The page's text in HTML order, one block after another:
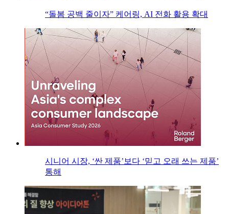
“돌봄 공백 줄이자” 케어링, AI 전화 활용 확대
시니어 시장, ‘싼 제품’보다 ‘믿고 오래 쓰는 제품’
통해